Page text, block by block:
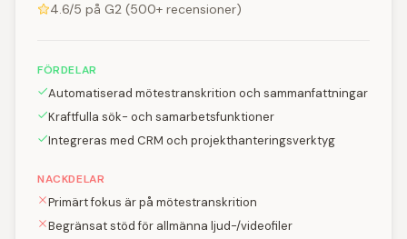
4.6/5 på G2 (500+ recensioner)
FÖRDELAR
Automatiserad mötestranskrition och sammanfattningar
Kraftfulla sök- och samarbetsfunktioner
Integreras med CRM och projekthanteringsverktyg
NACKDELAR
Primärt fokus är på mötestranskrition
Begränsat stöd för allmänna ljud-/videofiler